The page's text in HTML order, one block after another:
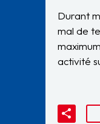
Durant
mal de
activité